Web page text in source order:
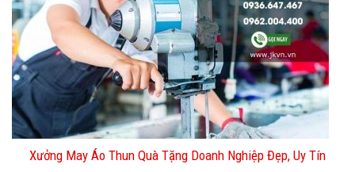
Xưởng May Áo Thun Quà Tặng Doanh Nghiệp Đẹp, Uy Tín